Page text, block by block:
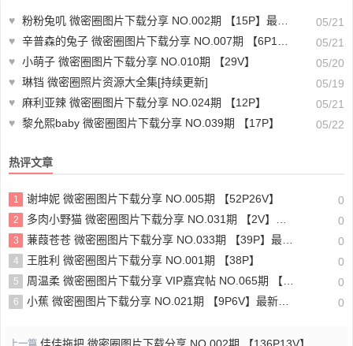
♥ 粉粉兔叽 微密圈图片下载分享 NO.002期 【15P】最新至：2023.7.2
05/21
♥ 辛普森的兔子 微密圈图片下载分享 NO.007期 【6P1V】最新至：2023.5.21
05/21
♥ 小萌子 微密圈图片下载分享 NO.010期 【29V】
05/20
♥ 琳铛 微密圈照片资源大全集[持续更新]
05/19
♥
麻利亚辣 微密圈图片下载分享 NO.024期 【12P】
05/21
♥ 黎允熙baby 微密圈图片下载分享 NO.039期 【17P】 05/22
热评文章
1 谢坤妮 微密圈图片下载分享 NO.005期 【52P26V】 0
2 多肉小野猫 微密圈图片下载分享 NO.031期 【2V】最新至：2023.8.7 0
3 蒹葭苍苍 微密圈图片下载分享 NO.033期 【39P】最新至：2024.8.24 0
4 王胜利 微密圈图片下载分享 NO.001期 【38P】 0
5 周温柔 微密圈图片下载分享 VIP嘉宾帖 NO.065期 【17P】最新至：2024.8.26 0
6 小蕉 微密圈图片下载分享 NO.021期 【9P6V】最新至：2023.8.14 0